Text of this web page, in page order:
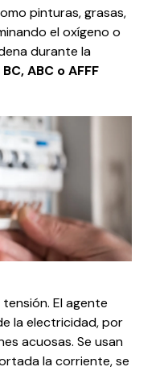
pinturas, grasas,
el oxígeno o
durante la
BC, ABC o AFFF
El agente
la electricidad, por
acuosas. Se usan
la corriente, se